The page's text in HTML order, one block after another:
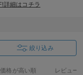
詳細はコチラ
絞り込み
価格が高い順 レビュー